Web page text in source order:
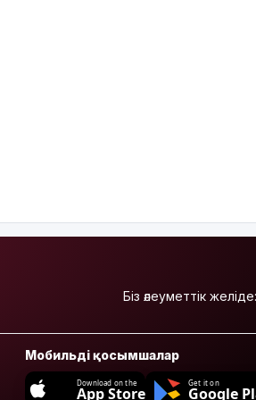
Біз әлеуметтік желіде:
Мобильді қосымшалар
Download on the
App Store
Get it on
Google